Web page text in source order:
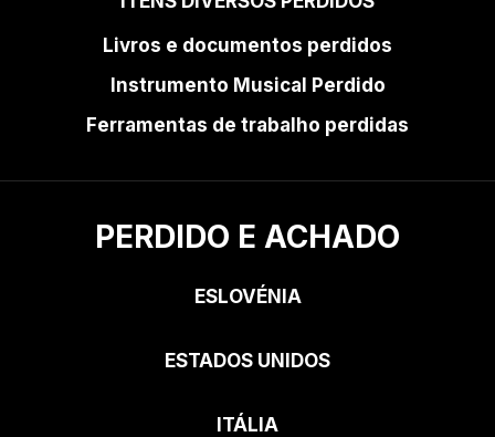
Livros e documentos perdidos
Instrumento Musical Perdido
Ferramentas de trabalho perdidas
PERDIDO E ACHADO
ESLOVÉNIA
ESTADOS UNIDOS
ITÁLIA